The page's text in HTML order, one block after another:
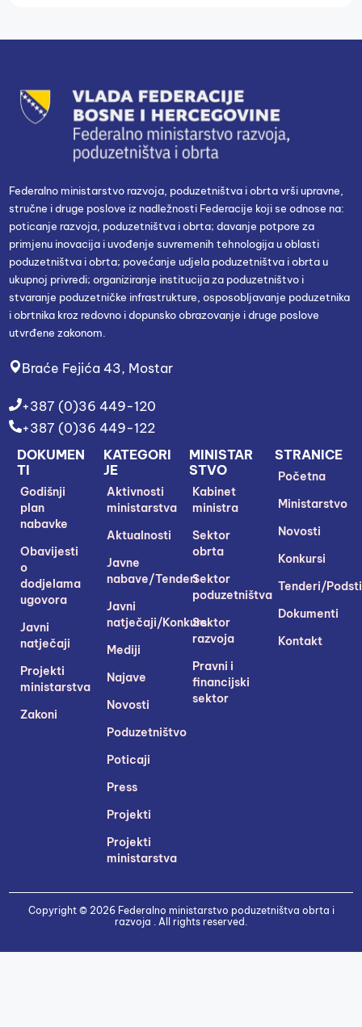
Federalno ministarstvo razvoja, poduzetništva i obrta vrši upravne,
stručne i druge poslove iz nadležnosti Federacije koji se odnose na:
poticanje razvoja, poduzetništva i obrta; davanje potpore za
primjenu inovacija i uvođenje suvremenih tehnologija u oblasti
poduzetništva i obrta; povećanje udjela poduzetništva i obrta u
ukupnoj privredi; organiziranje institucija za poduzetništvo i
stvaranje poduzetničke infrastrukture, osposobljavanje poduzetnika
i obrtnika kroz redovno i dopunsko obrazovanje i druge poslove
utvrđene zakonom.
Braće Fejića 43, Mostar
+387 (0)36 449-120
+387 (0)36 449-122
STRANICE
Početna
Ministarstvo
Novosti
Konkursi
Tenderi/
Dokumenti
Kontakt
MINISTAR
STVO
Kabinet
ministra
Sektor
obrta
Sektor
poduzetništva
Sektor
razvoja
Pravni i
financijski
sektor
KATEGORI
JE
Aktivnosti
ministarstva
Aktualnosti
Javne
nabave/Tenderi
Javni
natječaji/Konkursi
Mediji
Najave
Novosti
Poduzetništvo
Poticaji
Press
Projekti
Projekti
ministarstva
DOKUMEN
TI
Godišnji
plan
nabavke
Obavijesti
o
dodjelama
ugovora
Javni
natječaji
Projekti
ministarstva
Zakoni
Copyright © 2026 Federalno ministarstvo poduzetništva obrta i
razvoja . All rights reserved.